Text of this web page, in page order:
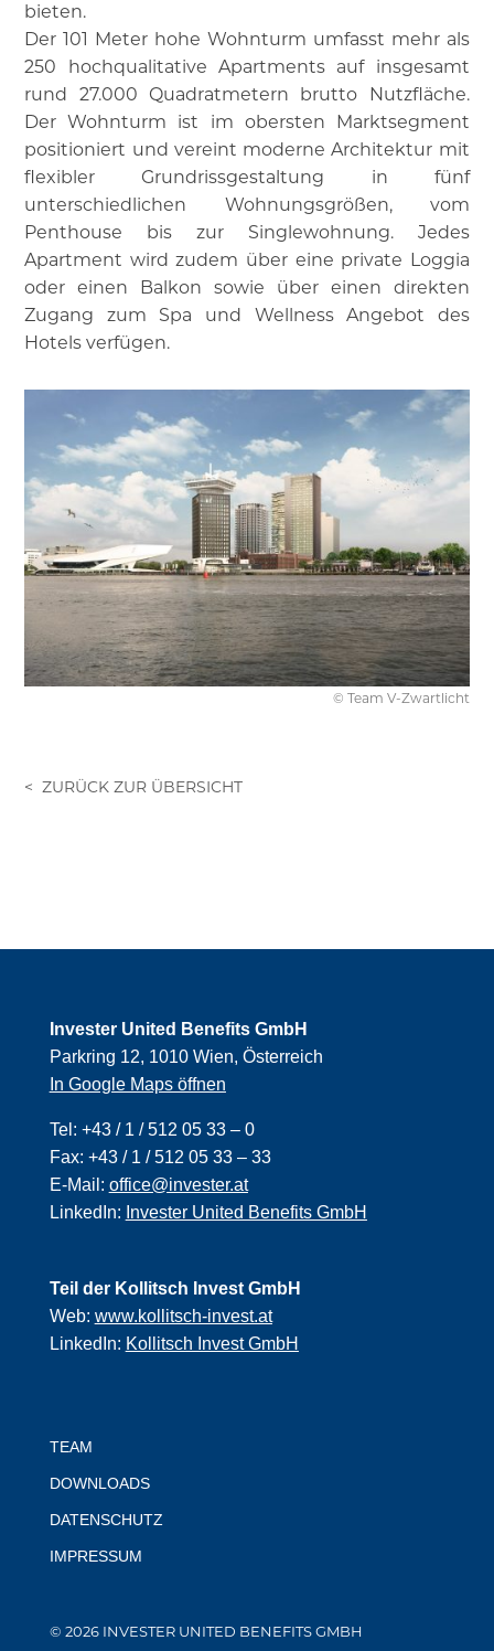
bieten.
Der 101 Meter hohe Wohnturm umfasst mehr als
250 hochqualitative Apartments auf insgesamt
rund 27.000 Quadratmetern brutto Nutzfläche.
Der Wohnturm ist im obersten Marktsegment
positioniert und vereint moderne Architektur mit
flexibler Grundrissgestaltung in fünf
unterschiedlichen Wohnungsgrößen, vom
Penthouse bis zur Singlewohnung. Jedes
Apartment wird zudem über eine private Loggia
oder einen Balkon sowie über einen direkten
Zugang zum Spa und Wellness Angebot des
Hotels verfügen.
© Team V-Zwartlicht
Invester United Benefits GmbH
Parkring 12, 1010 Wien, Österreich
In Google Maps öffnen
Tel: +43 / 1 / 512 05 33 – 0
Fax: +43 / 1 / 512 05 33 – 33
E-Mail: office@invester.at
LinkedIn: Invester United Benefits GmbH
Teil der Kollitsch Invest GmbH
Web: www.kollitsch-invest.at
LinkedIn: Kollitsch Invest GmbH
TEAM
DOWNLOADS
DATENSCHUTZ
IMPRESSUM
© 2026 INVESTER UNITED BENEFITS GMBH